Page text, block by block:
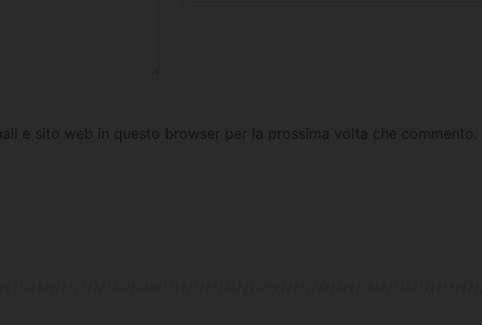
e sito web in questo browser per la prossima volta che commento.